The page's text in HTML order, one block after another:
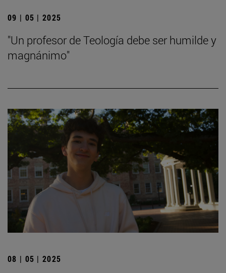
09 | 05 | 2025
"Un profesor de Teología debe ser humilde y
magnánimo"
08 | 05 | 2025